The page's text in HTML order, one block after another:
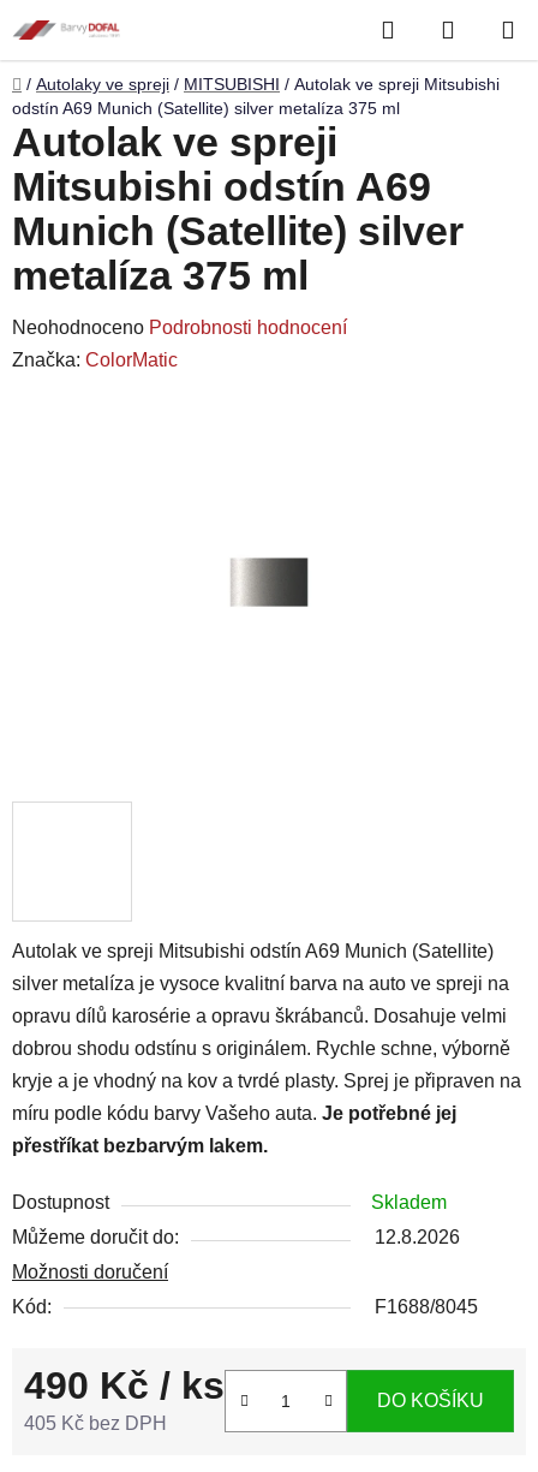
na
obsah
Hledat
KOŠÍK
Domů
/ Autolaky ve spreji / MITSUBISHI / Autolak ve spreji Mitsubishi
odstín A69 Munich (Satellite) silver metalíza 375 ml
Autolak ve spreji Mitsubishi odstín A69 Munich (Satellite)
silver metalíza je vysoce kvalitní barva na auto ve spreji na
opravu dílů karosérie a opravu škrábanců. Dosahuje velmi
dobrou shodu odstínu s originálem. Rychle schne, výborně
kryje a je vhodný na kov a tvrdé plasty. Sprej je připraven na
míru podle kódu barvy Vašeho auta. Je potřebné jej
přestříkat bezbarvým lakem.
Dostupnost
Skladem
Můžeme doručit do:
12.8.2026
Možnosti doručení
Kód:
F1688/8045
490 Kč / ks
405 Kč bez DPH
DO KOŠÍKU
Autolak ve spreji
Mitsubishi odstín A69
Munich (Satellite) silver
metalíza 375 ml
Průměrné
hodnocení
Neohodnoceno Podrobnosti hodnocení
Značka: ColorMatic